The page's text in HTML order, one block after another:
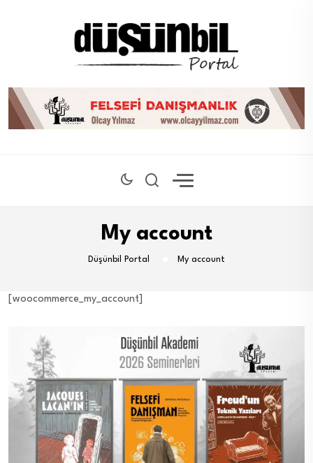
My account
Düşünbil Portal My account
[woocommerce_my_account]